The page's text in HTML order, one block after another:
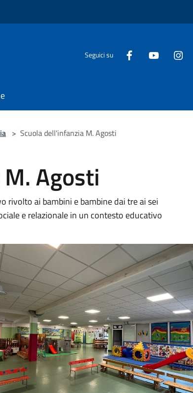
Seguici su
> Scuola dell'infanzia M. Agosti
Agosti
rivolto ai bambini e bambine dai tre ai sei
e relazionale in un contesto educativo